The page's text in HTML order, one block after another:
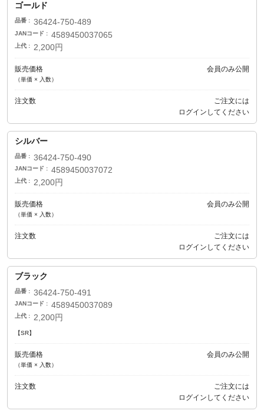
ゴールド
品番 36424-750-489
JANコード 4589450037065
上代 2,200円
販売価格
（単価 × 入数）
会員のみ公開
注文数
ご注文には
ログイン してください
シルバー
品番 36424-750-490
JANコード 4589450037072
上代 2,200円
販売価格
（単価 × 入数）
会員のみ公開
注文数
ご注文には
ログイン してください
ブラック
品番 36424-750-491
JANコード 4589450037089
上代 2,200円
【SR】
販売価格
（単価 × 入数）
会員のみ公開
注文数
ご注文には
ログイン してください